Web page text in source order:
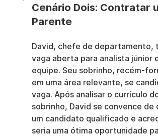
Cenário Dois: Contratar
Parente
David, chefe de departamento,
vaga aberta para analista júnior
equipe. Seu sobrinho, recém-
em uma área relevante, se
vaga. Após analisar o currículo
sobrinho, David se convence de
um candidato qualificado e
seria uma ótima oportunidade